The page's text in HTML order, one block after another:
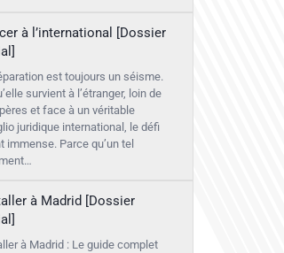
à l’international [Dossier
est toujours un séisme.
survient à l’étranger, loin de
et face à un véritable
juridique international, le défi
immense. Parce qu’un tel
à Madrid [Dossier
à Madrid : Le guide complet